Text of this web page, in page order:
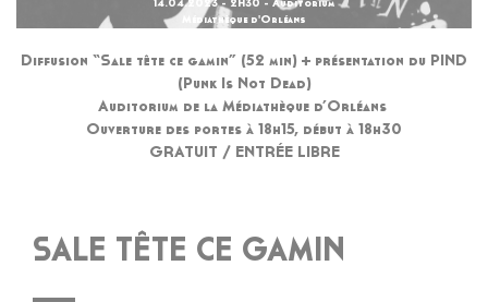
14.04.2023 - 2H30 - Auditorium
Médiathèque d'Orléans
Diffusion “Sale tête ce gamin” (52 min) + présentation du PIND
(Punk Is Not Dead)
Auditorium de la Médiathèque d’Orléans
Ouverture des portes à 18h15, début à 18h30
GRATUIT / ENTRÉE LIBRE
SALE TÊTE CE GAMIN